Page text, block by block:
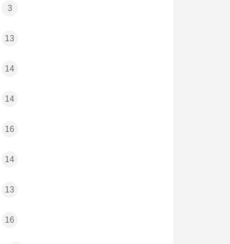
3
13
14
14
16
14
13
16